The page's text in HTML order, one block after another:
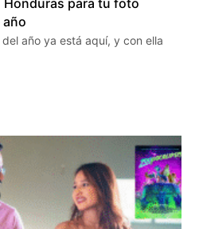
Honduras para tu foto
año ya está aquí, y con ella